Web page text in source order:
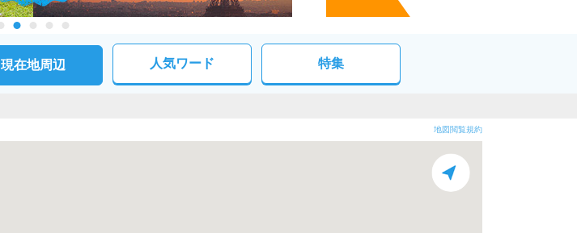
現在地周辺 人気ワード 特集
地図閲覧規約